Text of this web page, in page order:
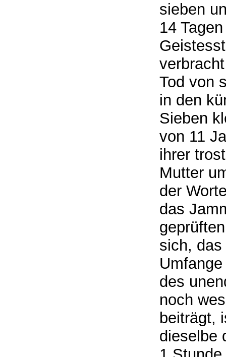
sieben
14
Tod von
in den
Sieben
von 11
ihrer
Mutter
der
das
sich,
des
noch
beiträgt,
dieselbe